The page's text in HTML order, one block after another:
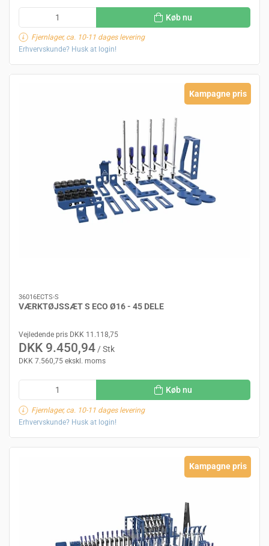
Køb nu
Fjernlager, ca. 10-11 dages levering
Erhvervskunde? Husk at login!
Kampagne pris
36016ECTS-S
VÆRKTØJSSÆT S ECO Ø16 - 45 DELE
Vejledende pris DKK 11.118,75
DKK 9.450,94 / Stk
DKK 7.560,75 ekskl. moms
Køb nu
Fjernlager, ca. 10-11 dages levering
Erhvervskunde? Husk at login!
Kampagne pris